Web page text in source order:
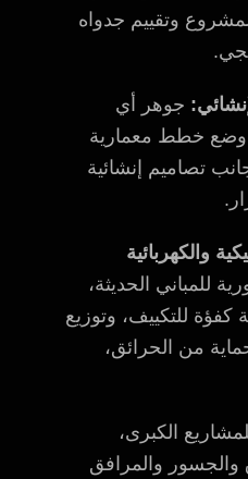
وتقييم جدواه
جوهر أي
وضع خطط معمارية
تصاميم إنشائية
والكهربائية
للمباني الحديثة،
للتكييف، وتوزيع
من الحرائق،
الكبرى،
والمرافق